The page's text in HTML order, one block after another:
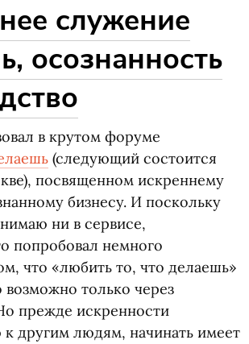
служение
осознанность
в крутом форуме
(следующий состоится
посвященном искреннему
бизнесу. И поскольку
ни в сервисе,
попробовал немного
что «любить то, что делаешь»
возможно только через
прежде искренности
другим людям, начинать имеет